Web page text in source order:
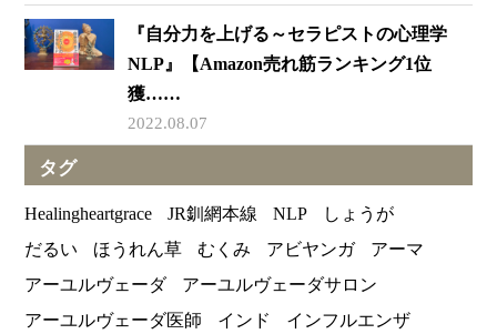
『自分力を上げる～セラピストの心理学
NLP』【Amazon売れ筋ランキング1位
獲……
2022.08.07
タグ
Healingheartgrace JR釧網本線 NLP
しょうが
だるい
ほうれん草 むくみ アビヤンガ
アーマ
アーユルヴェーダ
アーユルヴェーダサロン
アーユルヴェーダ医師
インド
インフルエンザ